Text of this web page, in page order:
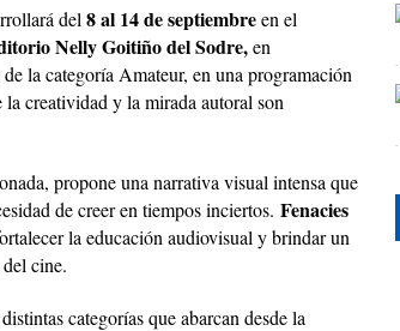
del 8 al 14 de septiembreen el
Nelly GoitiñodelSodre,en
la categoría Amateur, en una programación
creatividad y la mirada autoral son
propone una narrativa visual intensa que
de creer en tiempos inciertos. Fenacies
la educación audiovisual y brindar un
cine.
categorías que abarcan desde la